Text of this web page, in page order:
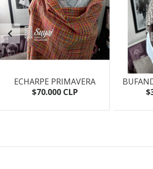
ECHARPE PRIMAVERA
$70.000 CLP